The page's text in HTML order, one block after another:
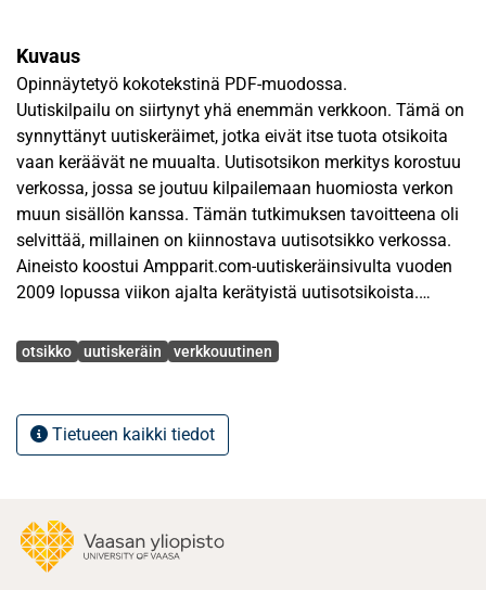
Kuvaus
Opinnäytetyö kokotekstinä PDF-muodossa.
Uutiskilpailu on siirtynyt yhä enemmän verkkoon. Tämä on
synnyttänyt uutiskeräimet, jotka eivät itse tuota otsikoita
vaan keräävät ne muualta. Uutisotsikon merkitys korostuu
verkossa, jossa se joutuu kilpailemaan huomiosta verkon
muun sisällön kanssa. Tämän tutkimuksen tavoitteena oli
selvittää, millainen on kiinnostava uutisotsikko verkossa.
Aineisto koostui Ampparit.com-uutiskeräinsivulta vuoden
2009 lopussa viikon ajalta kerätyistä uutisotsikoista.
Aineistossa oli yhteensä yli 9 000 otsikkoa, joista
Ensimmäiseksi tutkittiin sisällönerittelyn avulla, mitä
aiheita suosituimmat otsikot käsittelevät, mistä mediasta
aihepiirejä ja julkaisumedioita verrattiin kaikkien otsikoiden
aiheisiin ja julkaisumedioihin. Viihdeuutisten otsikot olivat
suurin ryhmä suosituimpien otsikoiden joukossa. Toiseksi
Avainsanat
otsikko uutiskeräin verkkouutinen
Tietueen kaikki tiedot